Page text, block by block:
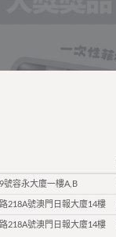
號容永大廈一樓A,B
218A號澳門日報大廈14樓
218A號澳門日報大廈14樓